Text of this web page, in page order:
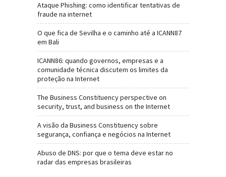
Ataque Phishing: como identificar tentativas de
fraude na internet
O que fica de Sevilha e o caminho até a ICANN87
em Bali
ICANN86: quando governos, empresas e a
comunidade técnica discutem os limites da
proteção na Internet
The Business Constituency perspective on
security, trust, and business on the Internet
A visão da Business Constituency sobre
segurança, confiança e negócios na Internet
Abuso de DNS: por que o tema deve estar no
radar das empresas brasileiras